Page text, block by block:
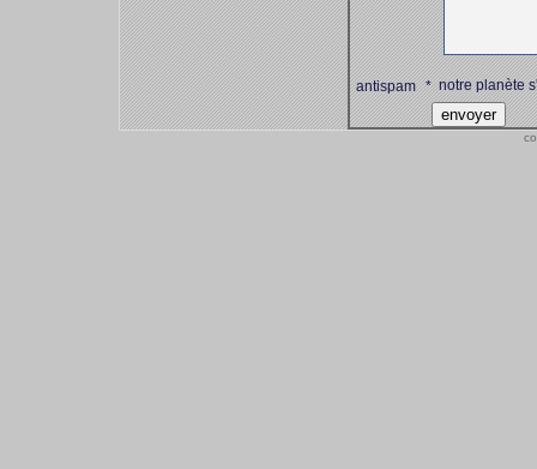
antispam *notre planète